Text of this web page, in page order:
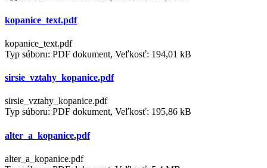
kopanice_text.pdf
kopanice_text.pdf
Typ súboru: PDF dokument, Veľkosť: 194,01 kB
sirsie_vztahy_kopanice.pdf
sirsie_vztahy_kopanice.pdf
Typ súboru: PDF dokument, Veľkosť: 195,86 kB
alter_a_kopanice.pdf
alter_a_kopanice.pdf